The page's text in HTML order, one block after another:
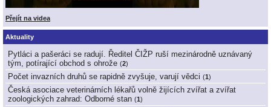
Přejít na videa
Aktuality
Pytláci a pašeráci se radují. Ředitel ČIŽP ruší mezinárodně uznávaný
tým, potírající obchod s ohrože (2)
Počet invazních druhů se rapidně zvyšuje, varují vědci (1 )
Česká asociace veterinárních lékařů volně žijících zvířat a zvířat
zoologických zahrad: Odborné stan (1 )